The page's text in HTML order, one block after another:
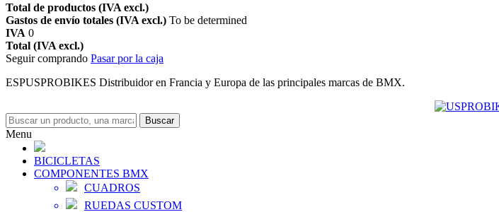
Total de productos (IVA excl.)
Gastos de envío totales (IVA excl.) To be determined
IVA 0
Total (IVA excl.)
Seguir comprando Pasar por la caja
ESPUSPROBIKES Distribuidor en Francia y Europa de las principales marcas de BMX.
Buscar
Menu
BICICLETAS
COMPONENTES BMX
CUADROS
RUEDAS CUSTOM